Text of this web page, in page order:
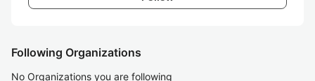
Following Organizations
No Organizations you are following